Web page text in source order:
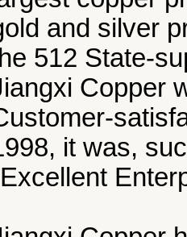
and silver
512 State-
Copper
it was,